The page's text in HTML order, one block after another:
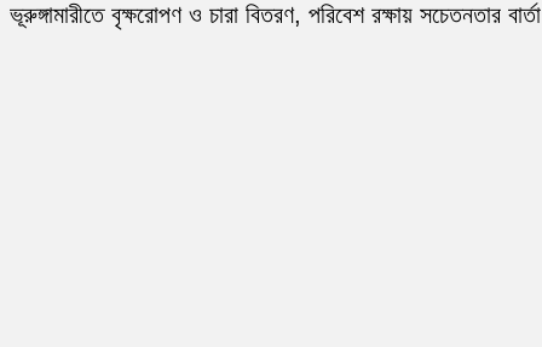
ভূরুঙ্গামারীতে বৃক্ষরোপণ ও চারা বিতরণ, পরিবেশ রক্ষায় সচেতনতার বার্তা